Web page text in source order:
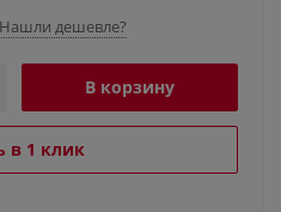
Нашли дешевле?
В корзину
в 1 клик